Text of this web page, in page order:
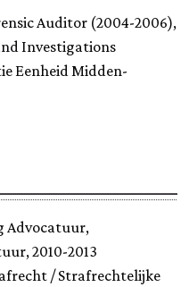
Auditor (2004-2006),
Investigations
Eenheid Midden-
Advocatuur,
2010-2013
/ Strafrechtelijke